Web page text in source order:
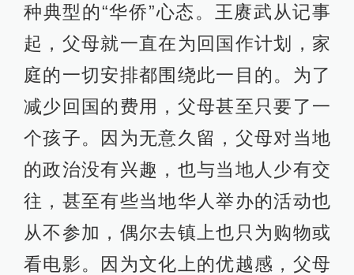
种典型的“华侨”心态。王赓武从记事
起，父母就一直在为回国作计划，家
庭的一切安排都围绕此一目的。为了
减少回国的费用，父母甚至只要了一
个孩子。因为无意久留，父母对当地
的政治没有兴趣，也与当地人少有交
往，甚至有些当地华人举办的活动也
从不参加，偶尔去镇上也只为购物或
看电影。因为文化上的优越感，父母